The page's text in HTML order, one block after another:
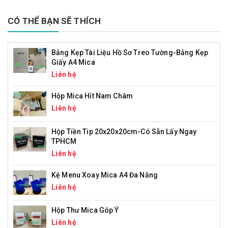
CÓ THỂ BẠN SẼ THÍCH
Bảng Kẹp Tài Liệu Hồ Sơ Treo Tường-Bảng Kẹp
Giấy A4 Mica
Liên hệ
Hộp Mica Hít Nam Châm
Liên hệ
Hộp Tiền Tip 20x20x20cm-Có Sẵn Lấy Ngay
TPHCM
Liên hệ
Kệ Menu Xoay Mica A4 Đa Năng
Liên hệ
Hộp Thư Mica Góp Ý
Liên hệ